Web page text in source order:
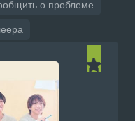
о проблеме